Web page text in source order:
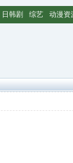
日韩剧 综艺 动漫资